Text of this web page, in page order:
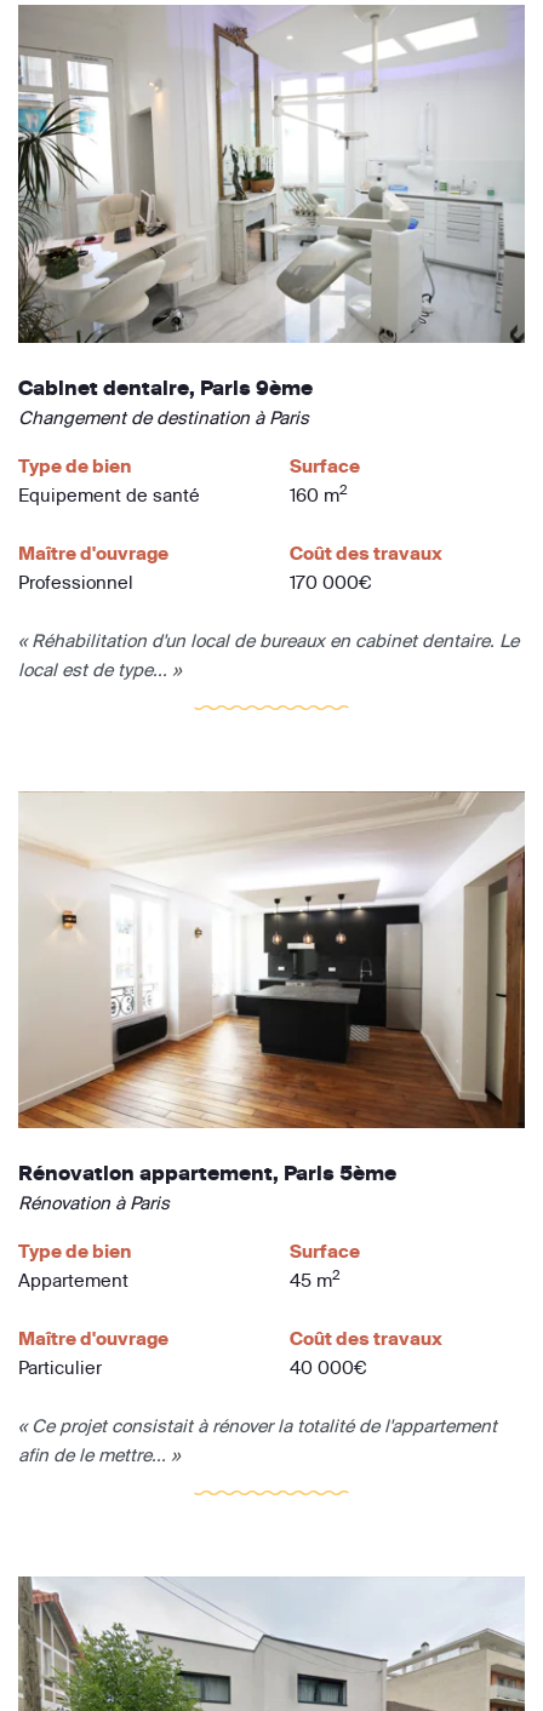
Cabinet dentaire, Paris 9ème
Changement de destination à Paris
Type de bien
Equipement de santé
Surface
160 m2
Maître d'ouvrage
Professionnel
Coût des travaux
170 000€
« Réhabilitation d'un local de bureaux en cabinet dentaire. Le
local est de type... »
Rénovation appartement, Paris 5ème
Rénovation à Paris
Type de bien
Appartement
Surface
45 m2
Maître d'ouvrage
Particulier
Coût des travaux
40 000€
« Ce projet consistait à rénover la totalité de l'appartement
afin de le mettre... »